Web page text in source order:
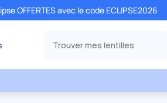
OFFERTES avec le code ECLIPSE2026